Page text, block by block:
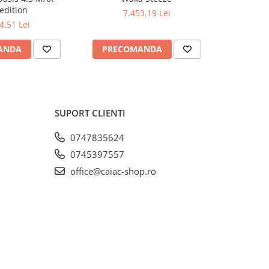
Lei
7.453,19 Lei
PRECOMANDA
SUPORT CLIENTI
0747835624
0745397557
office@caiac-shop.ro